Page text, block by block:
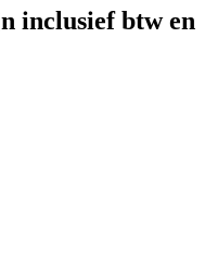
inclusief btw en